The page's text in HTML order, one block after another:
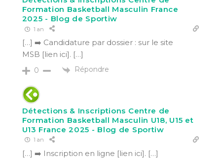
Formation Basketball Masculin France
2025 - Blog de Sportiw
1 an
[…] ➡️ Candidature par dossier : sur le site
MSB [lien ici]. […]
0 Répondre
Détections & Inscriptions Centre de
Formation Basketball Masculin U18, U15 et
U13 France 2025 - Blog de Sportiw
1 an
[…] ➡️ Inscription en ligne [lien ici]. […]